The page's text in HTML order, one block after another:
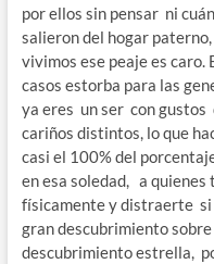
por ellos sin pensar ni
salieron del hogar
vivimos ese peaje es caro.
casos estorba para las
ya eres un ser con
cariños distintos, lo que
casi el 100% del
en esa soledad, a
físicamente y distraerte si
gran descubrimiento
descubrimiento estrella,